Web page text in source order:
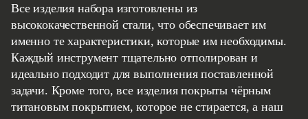
Все изделия набора изготовлены из
высококачественной стали, что обеспечивает им
именно те характеристики, которые им необходимы.
Каждый инструмент тщательно отполирован и
идеально подходит для выполнения поставленной
задачи. Кроме того, все изделия покрыты чёрным
титановым покрытием, которое не стирается, а наш